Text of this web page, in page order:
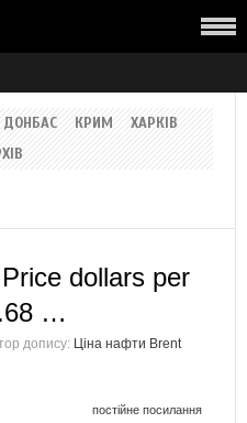
ДОНБАС КРИМ
ХАРКІВ
dollars per
…
допису: Ціна нафти Brent
постійне посилання